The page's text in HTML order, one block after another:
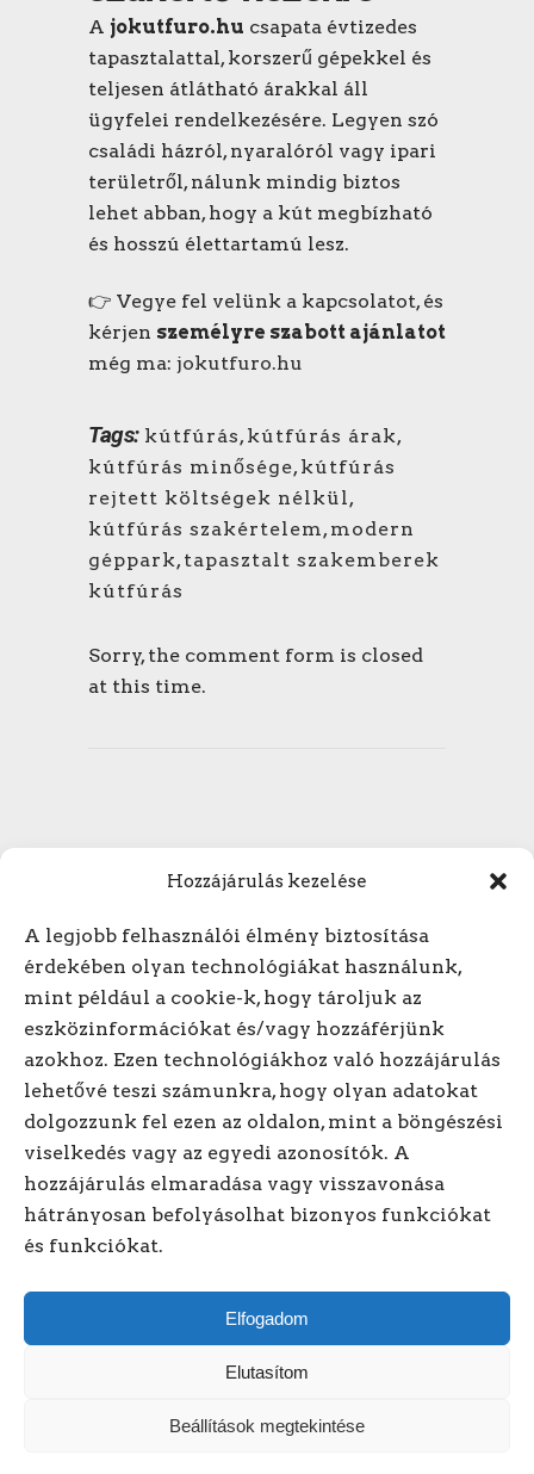
Hozzájárulás kezelése
A legjobb felhasználói élmény biztosítása
érdekében olyan technológiákat használunk,
mint például a cookie-k, hogy tároljuk az
eszközinformációkat és/vagy hozzáférjünk
azokhoz. Ezen technológiákhoz való hozzájárulás
lehetővé teszi számunkra, hogy olyan adatokat
dolgozzunk fel ezen az oldalon, mint a böngészési
viselkedés vagy az egyedi azonosítók. A
hozzájárulás elmaradása vagy visszavonása
hátrányosan befolyásolhat bizonyos funkciókat
és funkciókat.
Elfogadom
Elutasítom
Beállítások megtekintése
A jokutfuro.hu csapata évtizedes
tapasztalattal, korszerű gépekkel és
teljesen átlátható árakkal áll
ügyfelei rendelkezésére. Legyen szó
családi házról, nyaralóról vagy ipari
területről, nálunk mindig biztos
lehet abban, hogy a kút megbízható
és hosszú élettartamú lesz.
👉 Vegye fel velünk a kapcsolatot, és
kérjen személyre szabott ajánlatot
még ma: jokutfuro.hu
Tags: kútfúrás, kútfúrás árak,
kútfúrás minősége, kútfúrás
rejtett költségek nélkül,
kútfúrás szakértelem, modern
géppark, tapasztalt szakemberek
kútfúrás
Sorry, the comment form is closed
at this time.
Hívjon minket! +3620/318-
1614
Kövessen minket online!